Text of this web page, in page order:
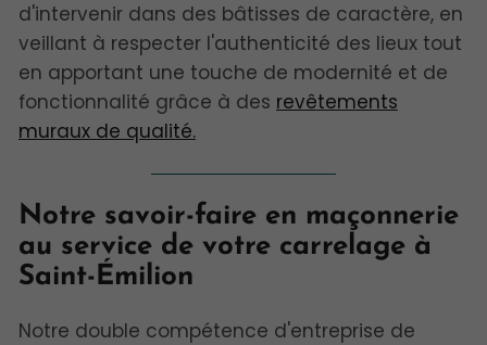
d'intervenir dans des bâtisses de caractère, en
veillant à respecter l'authenticité des lieux tout
en apportant une touche de modernité et de
fonctionnalité grâce à des revêtements
muraux de qualité.
Notre savoir-faire en maçonnerie
au service de votre carrelage à
Saint-Émilion
Notre double compétence d'entreprise de